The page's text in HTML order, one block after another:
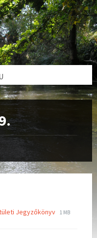
Jegyzőkönyv 1 MB